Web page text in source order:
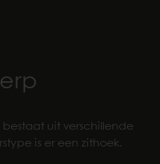
bestaat uit verschillende
is er een zithoek.